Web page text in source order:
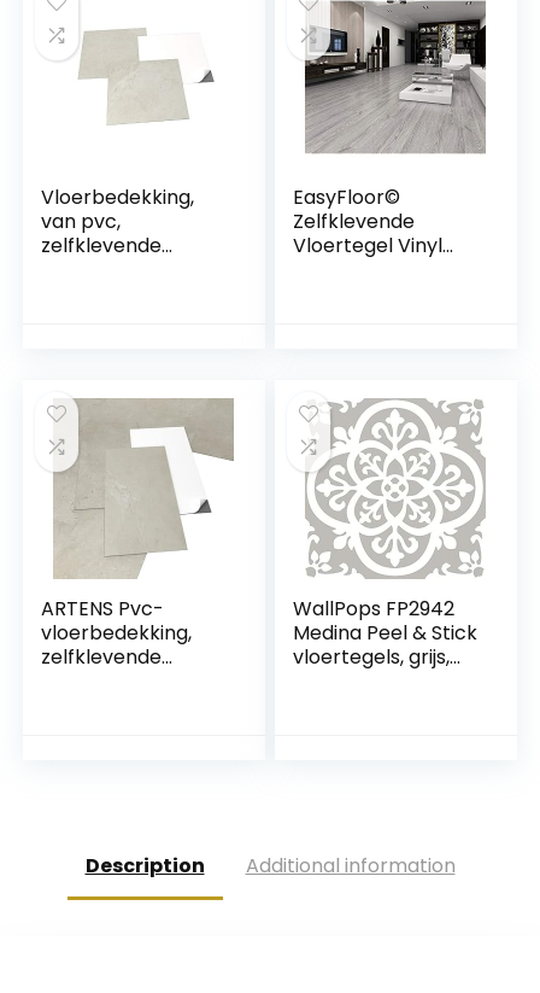
Lichtgrijs
Vloerbedekking,
van pvc,
zelfklevende
EasyFloor©
Zelfklevende
Vloertegel Vinyl
Woonkamer en
Badkamer
Vloerplanken
ARTENS Pvc-
vloerbedekking,
zelfklevende
WallPops FP2942
Medina Peel & Stick
vloertegels, grijs,
Description Additional information